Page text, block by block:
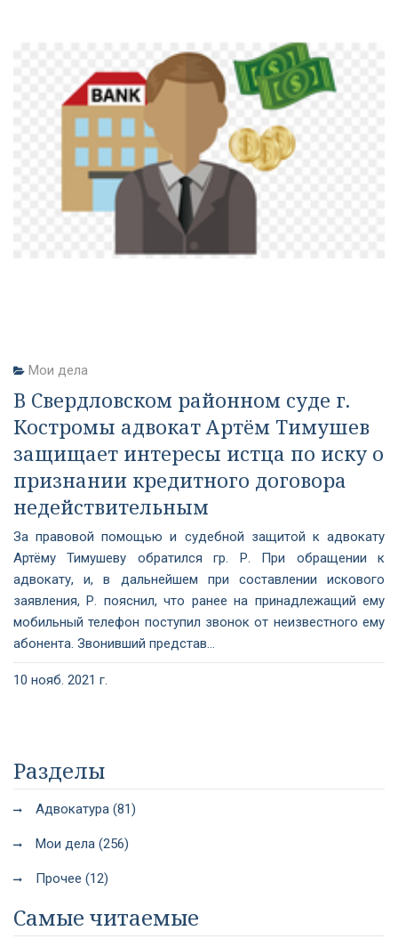
Мои дела
В Свердловском районном суде г.
Костромы адвокат Артём Тимушев
защищает интересы истца по иску о
признании кредитного договора
недействительным
За правовой помощью и судебной защитой к адвокату
Артёму Тимушеву обратился гр. Р. При обращении к
адвокату, и, в дальнейшем при составлении искового
заявления, Р. пояснил, что ранее на принадлежащий ему
мобильный телефон поступил звонок от неизвестного ему
абонента. Звонивший представ...
10 нояб. 2021 г.
Разделы
Адвокатура (81)
Мои дела (256)
Прочее (12)
Самые читаемые